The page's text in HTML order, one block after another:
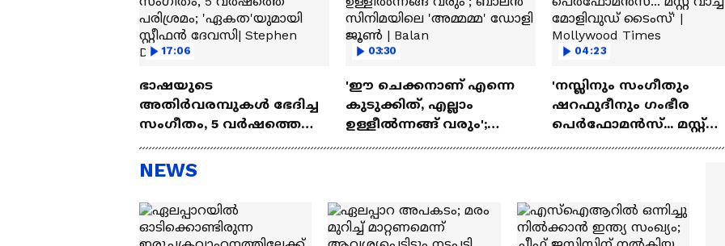
17:06
ഭാഷയുടെ
അതിർവരമ്പുകൾ ഭേദിച്ച
സംഗീതം, 5 വർഷത്തെ
പരിശ്രമം; 'ഏകത'യുമായി
സ്റ്റീഫൻ ദേവസി| Stephen
03:30
'ഈ ചെക്കനാണ് എന്നെ
കുടുക്കിത്, എല്ലാം
ഉള്ളീൽന്നങ്ങ് വരും';
ബാലൻ സിനിമയിലെ
04:23
'നസ്ലിനും സംഗീതും
ഷറഫുദീനും ഗംഭീര
പെർഫോമൻസ്... മസ്റ്റ്
വാച്ച് മോളിവുഡ്
NEWS